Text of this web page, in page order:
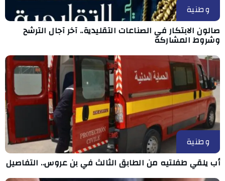
وطنية
صالون الابتكار في الصناعات التقليدية.. آخر آجال الترشح
وشروط المشاركة
وطنية
أب يلقي طفلتيه من الطابق الثالث في بن عروس.. التفاصيل